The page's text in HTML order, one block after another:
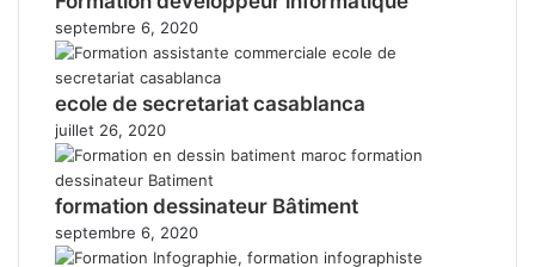
septembre 6, 2020
ecole de secretariat casablanca
juillet 26, 2020
formation dessinateur Bâtiment
septembre 6, 2020